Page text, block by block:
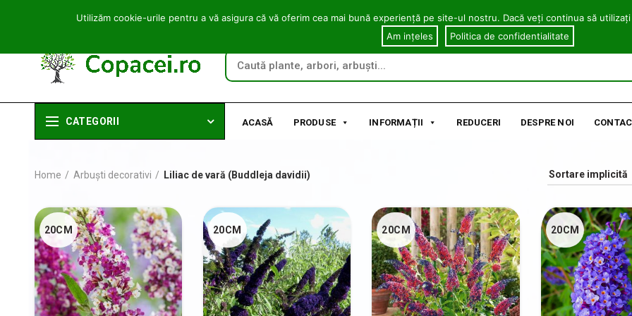
CATEGORII ACASĂ PRODUSE INFORMAȚII REDUCERI DESPRE NOI
Home Arbuști decorativi Liliac de vară (Buddleja davidii)
20CM 20CM 20CM 20CM
Utilizăm cookie-urile pentru a vă asigura că vă oferim cea mai bună experiență pe site-ul nostru. Dacă veți continua să
Am ințeles
Politica de confidentialitate